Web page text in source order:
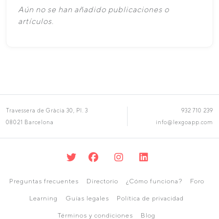
Aún no se han añadido publicaciones o
artículos.
Travessera de Gràcia 30, Pl. 3
08021 Barcelona
932 710 239
info@lexgoapp.com
Preguntas frecuentes Directorio ¿Cómo funciona? Foro
Learning Guías legales Política de privacidad
Términos y condiciones Blog